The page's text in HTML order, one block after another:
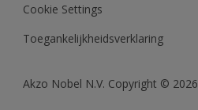
Cookie Settings
Toegankelijkheidsverklaring
Akzo Nobel N.V. Copyright © 2026